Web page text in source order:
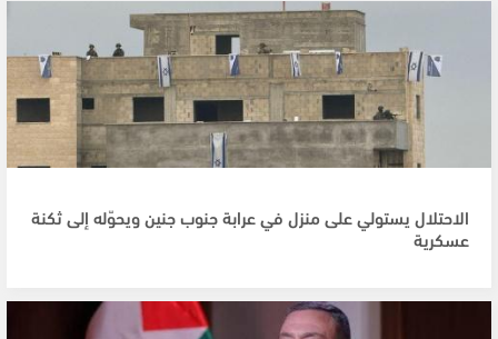
الاحتلال يستولي على منزل في عرابة جنوب جنين ويحوّله إلى ثكنة
عسكرية